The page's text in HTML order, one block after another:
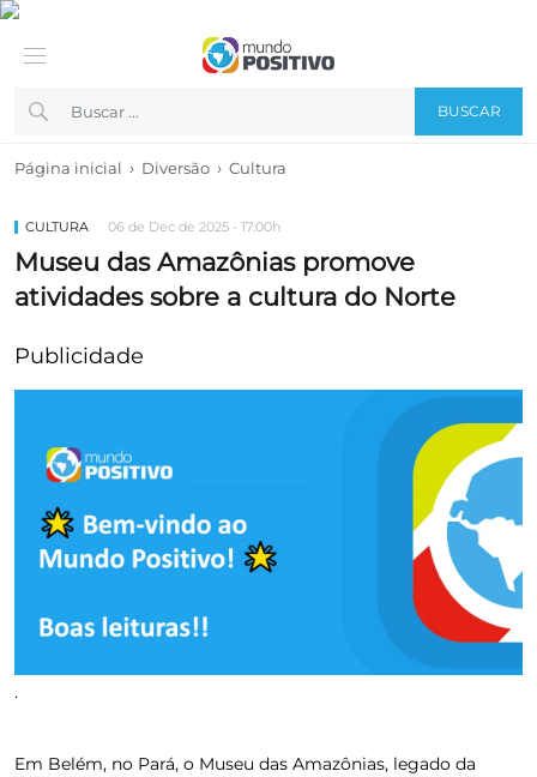
BUSCAR
Página inicial › Diversão › Cultura
CULTURA 06 de Dec de 2025 - 17:00h
Museu das Amazônias promove
atividades sobre a cultura do Norte
Publicidade
.
Em Belém, no Pará, o Museu das Amazônias, legado da